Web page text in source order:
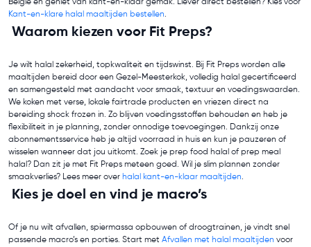
België en geniet van kant-en-klaar gemak. Liever direct bestellen? Kies voor
Kant-en-klare halal maaltijden bestellen.
Waarom kiezen voor Fit Preps?
Je wilt halal zekerheid, topkwaliteit en tijdswinst. Bij Fit Preps worden alle
maaltijden bereid door een Gezel-Meesterkok, volledig halal gecertificeerd
en samengesteld met aandacht voor smaak, textuur en voedingswaarden.
We koken met verse, lokale fairtrade producten en vriezen direct na
bereiding shock frozen in. Zo blijven voedingsstoffen behouden en heb je
flexibiliteit in je planning, zonder onnodige toevoegingen. Dankzij onze
abonnementsservice heb je altijd voorraad in huis en kun je pauzeren of
wisselen wanneer dat jou uitkomt. Zoek je prep food halal of prep meal
halal? Dan zit je met Fit Preps meteen goed. Wil je slim plannen zonder
smaakverlies? Lees meer over halal kant-en-klaar maaltijden.
Kies je doel en vind je macro’s
Of je nu wilt afvallen, spiermassa opbouwen of droogtrainen, je vindt snel
passende macro’s en porties. Start met Afvallen met halal maaltijden voor